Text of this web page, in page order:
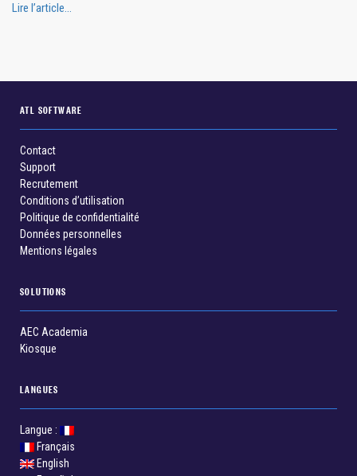
Lire l’article…
ATL SOFTWARE
Contact
Support
Recrutement
Conditions d’utilisation
Politique de confidentialité
Données personnelles
Mentions légales
SOLUTIONS
AEC Academia
Kiosque
LANGUES
Langue :
Français
English